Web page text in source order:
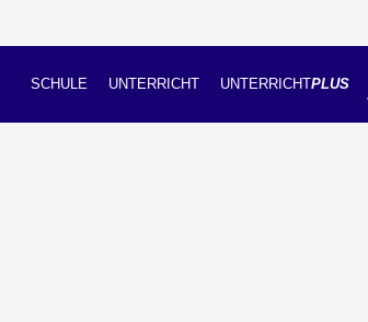
SCHULE UNTERRICHT UNTERRICHTPLUS